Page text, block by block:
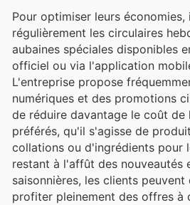
Pour optimiser leurs
régulièrement les circulaires
aubaines spéciales disponibles
officiel ou via l'application
L'entreprise propose
numériques et des promotions
de réduire davantage le coût de
préférés, qu'il s'agisse de
collations ou d'ingrédients pour
restant à l'affût des nouveautés
saisonnières, les clients
profiter pleinement des offres à